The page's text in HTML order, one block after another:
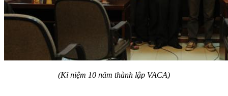
(Kỉ niệm 10 năm thành lập VACA)